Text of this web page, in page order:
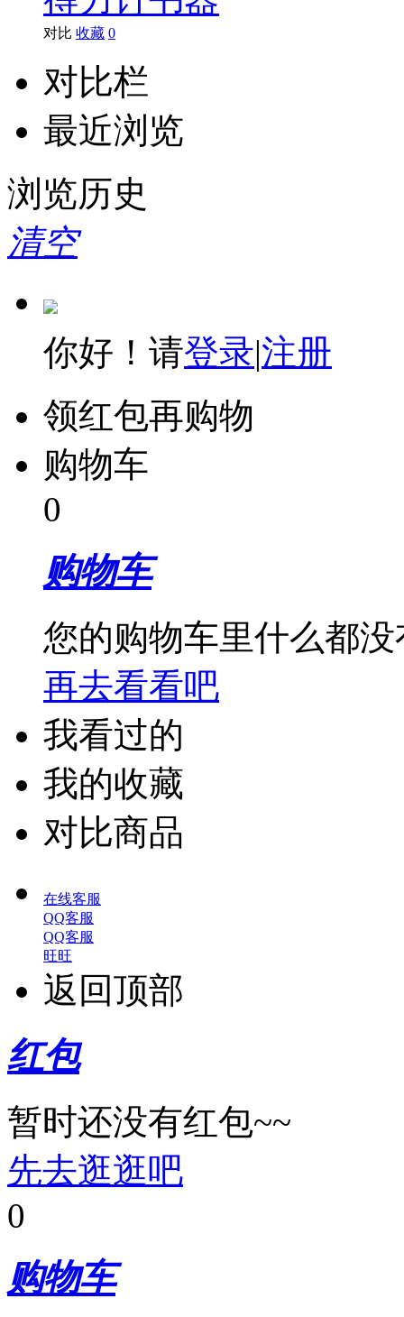
对比 收藏 0
对比栏
最近浏览
浏览历史
清空
你好！请登录|注册
领红包再购物
购物车
0
购物车
您的购物车里什么都没
再去看看吧
我看过的
我的收藏
对比商品
在线客服
QQ客服
QQ客服
旺旺
返回顶部
红包
暂时还没有红包~~
先去逛逛吧
0
购物车